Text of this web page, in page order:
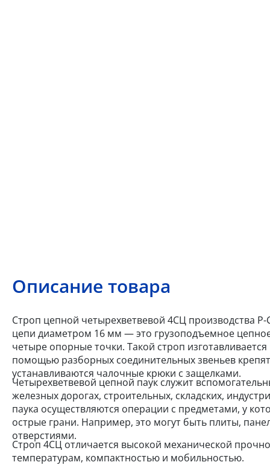
Описание товара
Строп цепной четырехветвевой 4СЦ производства
цепи диаметром 16 мм — это грузоподъемное
четыре опорные точки. Такой строп
помощью разборных соединительных звеньев
устанавливаются чалочные крюки с защелками.
Четырехветвевой цепной паук служит
железных дорогах, строительных, складских,
паука осуществляются операции с предметами, у
острые грани. Например, это могут быть плиты,
отверстиями.
Строп 4СЦ отличается высокой механической
температурам, компактностью и мобильностью.